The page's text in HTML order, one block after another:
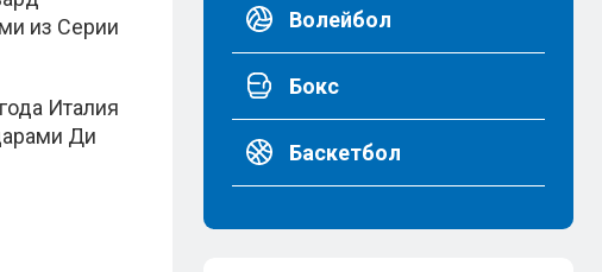
из Серии
Италия
Ди
Волейбол
Бокс
Баскетбол